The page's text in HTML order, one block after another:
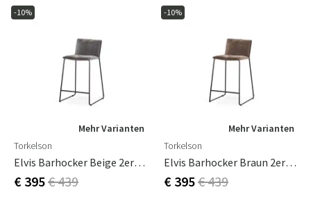
-10%
Mehr Varianten
Torkelson
Elvis Barhocker Beige 2er-Pack
€ 395€ 439
-10%
Mehr Varianten
Torkelson
Elvis Barhocker Braun 2er-Pack
€ 395€ 439